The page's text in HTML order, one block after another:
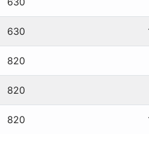
630
820
820
820